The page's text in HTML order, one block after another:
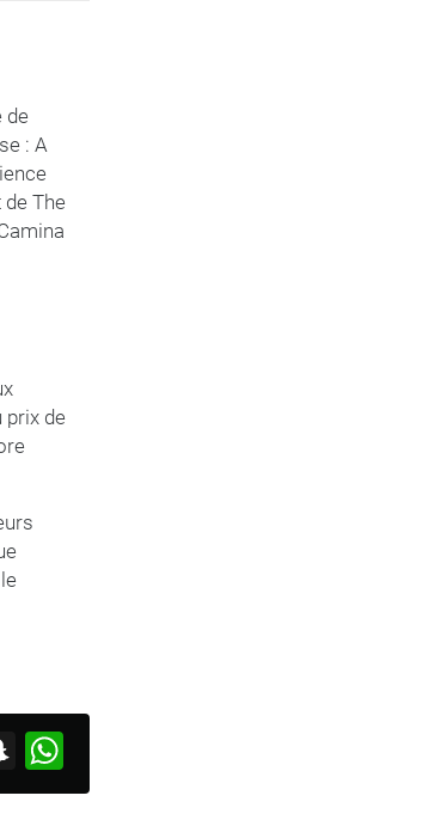
de
: A
The
prix de
Snapchat